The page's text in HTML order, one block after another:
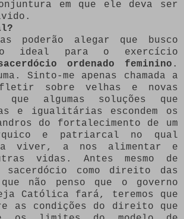
em que ele deva ser
poderão alegar que busco
ideal para o exercício
ordenado feminino .
Sinto-me apenas chamada a
sobre velhas e novas
que algumas soluções que
e igualitárias escondem os
do fortalecimento de um
e patriarcal no qual
a viver, a nos alimentar e
vidas. Antes mesmo de
sacerdócio como direito das
não penso que o governo
Católica fará, teremos que
as condições do direito que